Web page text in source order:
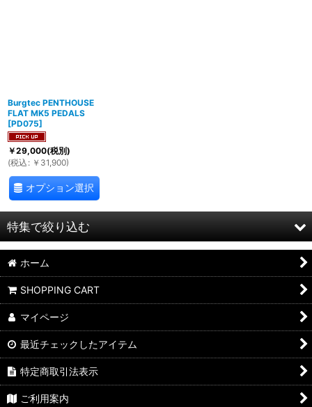
Burgtec PENTHOUSE
FLAT MK5 PEDALS
[PD075]
￥29,000(税別)
(税込 : ￥ 31,900)
オプション選択
特集で絞り込む
SURLY,SALSAお買得完成車
TWIN SIX
TIMBUK2
ALL-CITY
ホーム
SHOPPING CART
マイページ
最近チェックしたアイテム
特定商取引法表示
ご利用案内